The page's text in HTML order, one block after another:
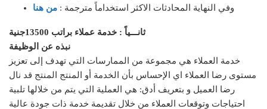
وفي النهاية المحادثات الاكثر استخداماً مترجمة : من هنا
ثانـــياً : خدمة عملاء براتب 13500جنية
نبذه عن الوظيفة
خدمة العملاء هي مجموعة من الممارسات التي تهدف إلى تعزيز
مستوى رضا العملاء اي الإحساس بأن الخدمة أو المنتج المنتج قد نال
رضا العميل و بتعريف أدق: هي العملية التي يتم من خلالها تلبية
احتياجات وتوقعات العملاء من خلال تقديمة خدمة ذات جودة عالية